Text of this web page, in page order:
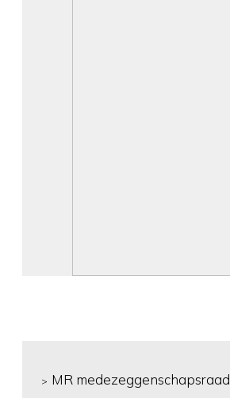
MR medezeggenschapsraad